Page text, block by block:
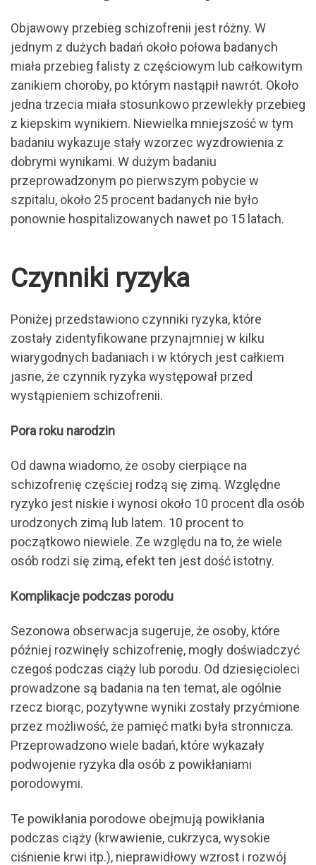
Objawowy przebieg schizofrenii jest różny. W
jednym z dużych badań około połowa badanych
miała przebieg falisty z częściowym lub całkowitym
zanikiem choroby, po którym nastąpił nawrót. Około
jedna trzecia miała stosunkowo przewlekły przebieg
z kiepskim wynikiem. Niewielka mniejszość w tym
badaniu wykazuje stały wzorzec wyzdrowienia z
dobrymi wynikami. W dużym badaniu
przeprowadzonym po pierwszym pobycie w
szpitalu, około 25 procent badanych nie było
ponownie hospitalizowanych nawet po 15 latach.
Czynniki ryzyka
Poniżej przedstawiono czynniki ryzyka, które
zostały zidentyfikowane przynajmniej w kilku
wiarygodnych badaniach i w których jest całkiem
jasne, że czynnik ryzyka występował przed
wystąpieniem schizofrenii.
Pora roku narodzin
Od dawna wiadomo, że osoby cierpiące na
schizofrenię częściej rodzą się zimą. Względne
ryzyko jest niskie i wynosi około 10 procent dla osób
urodzonych zimą lub latem. 10 procent to
początkowo niewiele. Ze względu na to, że wiele
osób rodzi się zimą, efekt ten jest dość istotny.
Komplikacje podczas porodu
Sezonowa obserwacja sugeruje, że osoby, które
później rozwinęły schizofrenię, mogły doświadczyć
czegoś podczas ciąży lub porodu. Od dziesięcioleci
prowadzone są badania na ten temat, ale ogólnie
rzecz biorąc, pozytywne wyniki zostały przyćmione
przez możliwość, że pamięć matki była stronnicza.
Przeprowadzono wiele badań, które wykazały
podwojenie ryzyka dla osób z powikłaniami
porodowymi.
Te powikłania porodowe obejmują powikłania
podczas ciąży (krwawienie, cukrzyca, wysokie
ciśnienie krwi itp.), nieprawidłowy wzrost i rozwój